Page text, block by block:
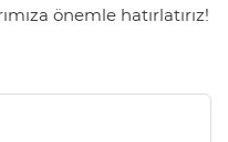
önemle hatırlatırız!